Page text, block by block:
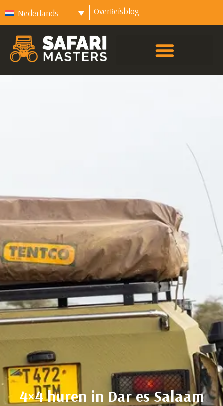
Nederlands OverReisblog
4×4 huren in Dar es Salaam